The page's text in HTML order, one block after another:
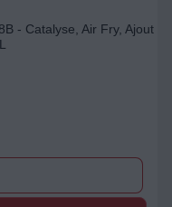
- Catalyse, Air Fry, Ajout